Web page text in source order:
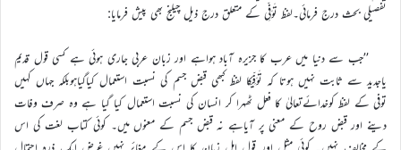
تفصیلی بحث درج فرمائی۔لفظ تَوَفِّی کے متعلق درج ذیل چیلنج بھی پیش فرمایا:
’’جب سے دنیا میں عرب کا جزیرہ آباد ہواہے اور زبان عربی جاری ہوئی ہے کسی قول قدیم
یاجدید سے ثابت نہیں ہوتا کہ تَوَفِّیکا لفظ کبھی قبض جسم کی نسبت استعمال کیاگیاہوبلکہ جہاں کہیں
توفی کے لفظ کوخدائےتعالیٰ کا فعل ٹھہرا کر انسان کی نسبت استعمال کیا گیا ہے وہ صرف وفات
دینے اور قبض روح کے معنی پر آیاہے نہ قبض جسم کے معنوں میں۔ کوئی کتاب لغت کی اس